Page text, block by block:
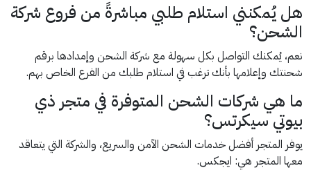
هل يُمكنني استلام طلبي مباشرةً من فروع شركة
الشحن؟
نعم، يُمكنك التواصل بكل سهولة مع شركة الشحن وإمدادها برقم
شحنتك وإعلامها بأنك ترغب في استلام طلبك من الفرع الخاص بهم.
ما هي شركات الشحن المتوفرة في متجر ذي
بيوتي سيكرتس؟
يوفر المتجر أفضل خدمات الشحن الآمن والسريع، والشركة التي يتعاقد
معها المتجر هي: ايجكس.